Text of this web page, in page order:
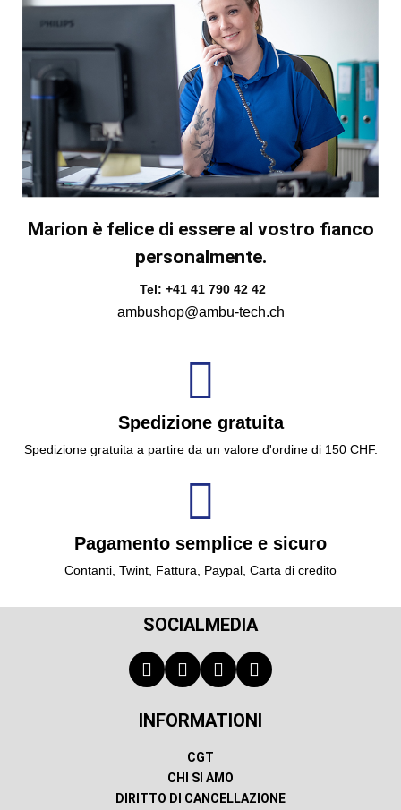
Marion è felice di essere al vostro fianco
personalmente.
Tel: +41 41 790 42 42
ambushop@ambu-tech.ch
Spedizione gratuita
Spedizione gratuita a partire da un valore d'ordine di 150 CHF.
Pagamento semplice e sicuro
Contanti, Twint, Fattura, Paypal, Carta di credito
SOCIALMEDIA
INFORMATIONI
CGT
CHI SI AMO
DIRITTO DI CANCELLAZIONE